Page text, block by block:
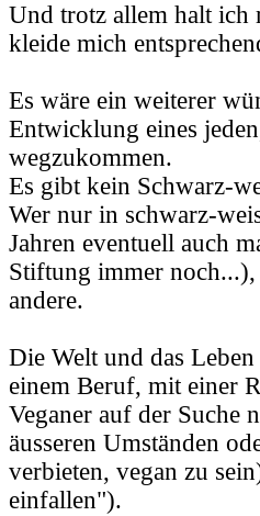
Und trotz allem halt ich
kleide mich
Es wäre ein weiterer
Entwicklung eines
wegzukommen.
Es gibt kein Schwarz-
Wer nur in schwarz-
Jahren eventuell auch
Stiftung immer noch...),
andere.
Die Welt und das
einem Beruf, mit einer
Veganer auf der Suche
äusseren Umständen
verbieten, vegan zu
einfallen").